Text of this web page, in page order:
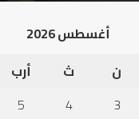
أغسطس 2026
ن ث أرب
3
4
5